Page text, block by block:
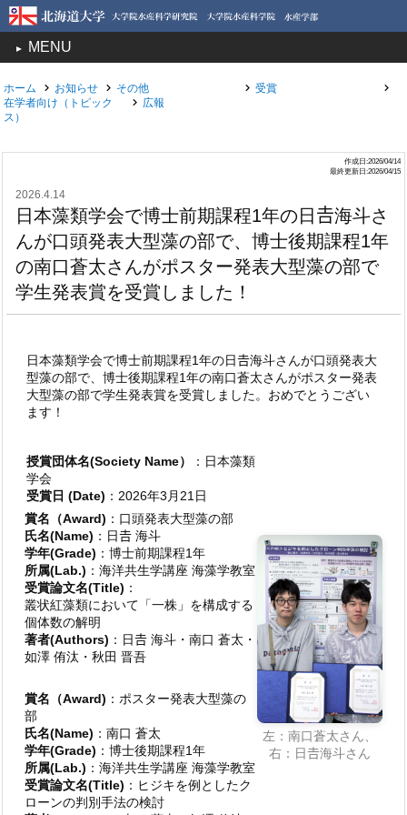
MENU
toggle
ホーム お知らせ その他
受賞
在学者向け（トピック
ス）
広報
作成日:2026/04/14
最終更新日:2026/04/15
2026.4.14
日本藻類学会で博士前期課程1年の日𠮷海斗さ
んが口頭発表大型藻の部で、博士後期課程1年
の南口蒼太さんがポスター発表大型藻の部で
学生発表賞を受賞しました！
日本藻類学会で博士前期課程1年の日𠮷海斗さんが口頭発表大
型藻の部で、博士後期課程1年の南口蒼太さんがポスター発表
大型藻の部で学生発表賞を受賞しました。おめでとうござい
ます！
授賞団体名(Society Name）
：日本藻類
学会
受賞日 (Date) ：2026年3月21日
賞名（Award) ：口頭発表大型藻の部
氏名(Name) ：日𠮷 海斗
学年(Grade) ：博士前期課程1年
所属(Lab.) ：海洋共生学講座 海藻学教室
受賞論文名(Title) ：
叢状紅藻類において「一株」を構成する
個体数の解明
著者(Authors) ：日𠮷 海斗・南口 蒼太・
如澤 侑汰・秋田 晋吾
賞名（Award) ：ポスター発表大型藻の
部
氏名(Name) ：南口 蒼太
学年(Grade) ：博士後期課程1年
所属(Lab.) ：海洋共生学講座 海藻学教室
受賞論文名(Title) ：ヒジキを例としたク
ローンの判別手法の検討
左：南口蒼太さん、
右：日𠮷海斗さん